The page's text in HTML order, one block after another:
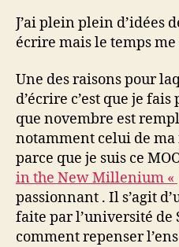
J’ai plein plein d’idées
écrire mais le temps
Une des raisons pour
d’écrire c’est que je
que novembre est
notamment celui de
parce que je suis ce
in the New Millenium «
passionnant . Il s’agit
faite par l’université de
comment repenser